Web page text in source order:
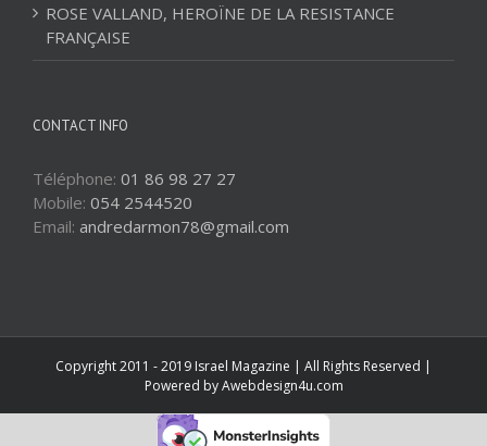
ROSE VALLAND, HEROÏNE DE LA RESISTANCE
FRANÇAISE
CONTACT INFO
Téléphone: 01 86 98 27 27
Mobile: 054 2544520
Email: andredarmon78@gmail.com
Copyright 2011 - 2019 Israel Magazine | All Rights Reserved |
Powered byAwebdesign4u.com